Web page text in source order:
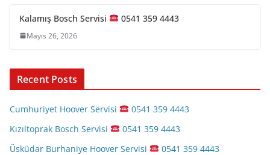
Kalamış Bosch Servisi 0541 359 4443
Mayıs 26, 2026
Recent Posts
Cumhuriyet Hoover Servisi
0541 359 4443
Kızıltoprak Bosch Servisi
0541 359 4443
Üsküdar Burhaniye Hoover Servisi
0541 359 4443